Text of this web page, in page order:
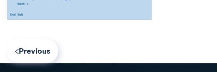
Previous